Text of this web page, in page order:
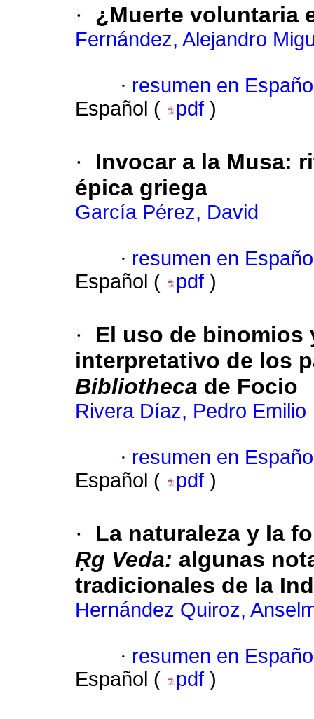
· ¿Muerte voluntaria
Fernández, Alejandro
· resumen en
Español (
pdf )
·
Invocar a la Musa:
épica griega
García Pérez, David
· resumen en
Español (
pdf )
·
El uso de binomios
interpretativo de los
Bibliotheca de Focio
Rivera Díaz, Pedro Emilio
· resumen en
Español (
pdf )
·
La naturaleza y la
Ṛg Veda: algunas
tradicionales de la
Hernández Quiroz,
· resumen en
Español (
pdf )